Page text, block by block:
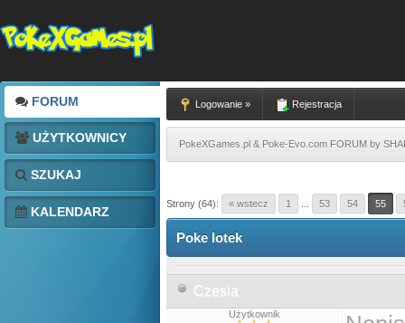
FORUM
UŻYTKOWNICY
SZUKAJ
KALENDARZ
Logowanie » Rejestracja
PokeXGames.pl & Poke-Evo.com FORUM by
Strony (64): « wstecz 1 53 54 55
Poke lotek
Czesia
Użytkownik